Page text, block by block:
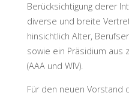
Berücksichtigung derer
diverse und breite
hinsichtlich Alter,
sowie ein Präsidium aus
(AAA und WIV).
Für den neuen Vorstand